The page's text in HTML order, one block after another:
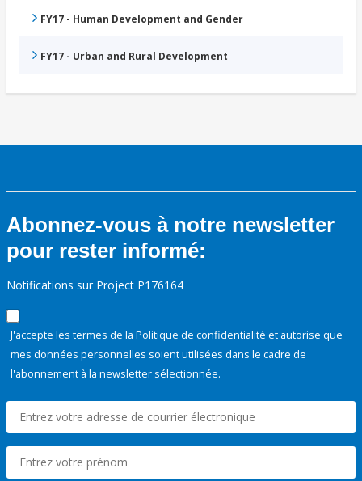
FY17 - Human Development and Gender
FY17 - Urban and Rural Development
Abonnez-vous à notre newsletter
pour rester informé:
Notifications sur Project P176164
J'accepte les termes de la Politique de confidentialité et autorise que
mes données personnelles soient utilisées dans le cadre de
l'abonnement à la newsletter sélectionnée.